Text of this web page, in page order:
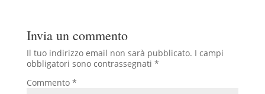
Invia un commento
Il tuo indirizzo email non sarà pubblicato. I campi
obbligatori sono contrassegnati *
Commento *